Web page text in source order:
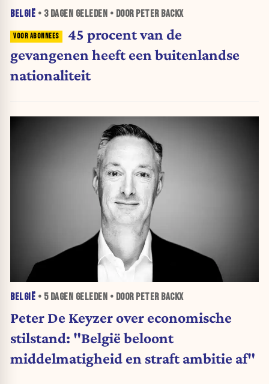
BELGIË • 3 DAGEN GELEDEN • DOOR PETER BACKX
45 procent van de
gevangenen heeft een buitenlandse
nationaliteit
BELGIË • 5 DAGEN GELEDEN • DOOR PETER BACKX
Peter De Keyzer over economische
stilstand: "België beloont
middelmatigheid en straft ambitie af"